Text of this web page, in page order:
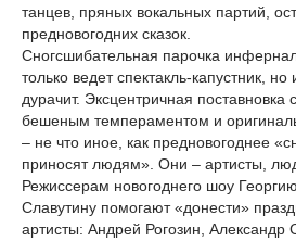
танцев, пряных вокальных партий,
предновогодних сказок.
Сногсшибательная парочка
только ведет спектакль-капустник,
дурачит. Эксцентричная поставновка
бешеным темпераментом и
– не что иное, как предновогоднее
приносят людям». Они – артисты,
Режиссерам новогоднего шоу
Славутину помогают «донести»
артисты: Андрей Рогозин, Александр